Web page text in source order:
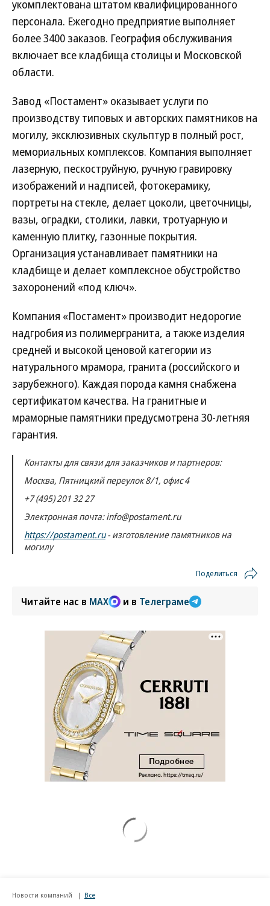
укомплектована штатом квалифицированного
персонала. Ежегодно предприятие выполняет
более 3400 заказов. География обслуживания
включает все кладбища столицы и Московской
области.
Завод «Постамент» оказывает услуги по
производству типовых и авторских памятников на
могилу, эксклюзивных скульптур в полный рост,
мемориальных комплексов. Компания выполняет
лазерную, пескоструйную, ручную гравировку
изображений и надписей, фотокерамику,
портреты на стекле, делает цоколи, цветочницы,
вазы, оградки, столики, лавки, тротуарную и
каменную плитку, газонные покрытия.
Организация устанавливает памятники на
кладбище и делает комплексное обустройство
захоронений «под ключ».
Компания «Постамент» производит недорогие
надгробия из полимергранита, а также изделия
средней и высокой ценовой категории из
натурального мрамора, гранита (российского и
зарубежного). Каждая порода камня снабжена
сертификатом качества. На гранитные и
мраморные памятники предусмотрена 30-летняя
гарантия.
Контакты для связи для заказчиков и партнеров:
Москва, Пятницкий переулок 8/1, офис 4
+7 (495) 201 32 27
Электронная почта: info@postament.ru
https://postament.ru- изготовление памятников на
могилу
Поделиться
Читайте нас в MAX и в Телеграме
Новости компаний Все